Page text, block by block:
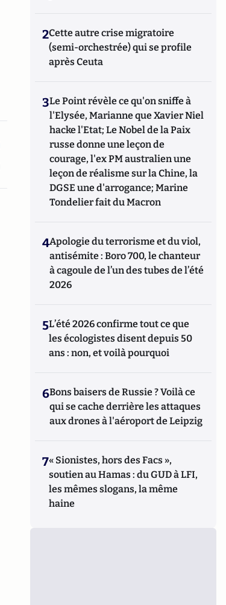
2Cette autre crise migratoire
(semi-orchestrée) qui se profile
après Ceuta
3Le Point révèle ce qu'on sniffe à
l'Elysée, Marianne que Xavier Niel
hacke l'Etat; Le Nobel de la Paix
russe donne une leçon de
courage, l'ex PM australien une
leçon de réalisme sur la Chine, la
DGSE une d'arrogance; Marine
Tondelier fait du Macron
4Apologie du terrorisme et du viol,
antisémite : Boro 700, le chanteur
à cagoule de l’un des tubes de l’été
2026
5L’été 2026 confirme tout ce que
les écologistes disent depuis 50
ans : non, et voilà pourquoi
6Bons baisers de Russie ? Voilà ce
qui se cache derrière les attaques
aux drones à l'aéroport de Leipzig
7« Sionistes, hors des Facs »,
soutien au Hamas : du GUD à LFI,
les mêmes slogans, la même
haine